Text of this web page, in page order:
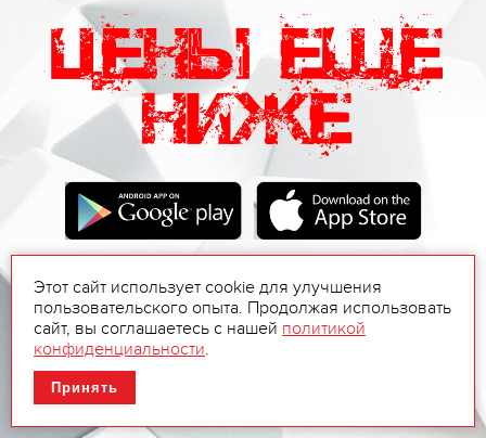
Этот сайт использует cookie для улучшения
пользовательского опыта. Продолжая использовать
сайт, вы соглашаетесь с нашей политикой
конфиденциальности.
Принять